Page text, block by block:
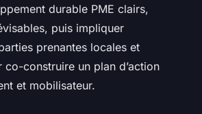
durable PME clairs,
puis impliquer
prenantes locales et
co-construire un plan d’action
et mobilisateur.